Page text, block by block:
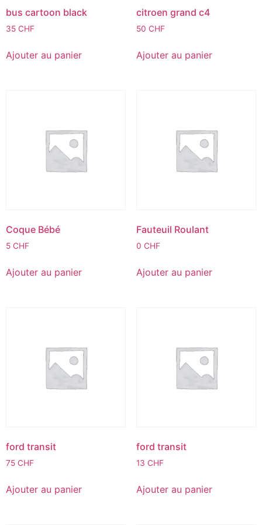
bus cartoon black
35 CHF
Ajouter au panier
citroen grand c4
50 CHF
Ajouter au panier
Coque Bébé
5 CHF
Ajouter au panier
Fauteuil Roulant
0 CHF
Ajouter au panier
ford transit
75 CHF
Ajouter au panier
ford transit
13 CHF
Ajouter au panier